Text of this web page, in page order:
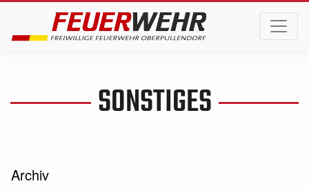
SONSTIGES
Archiv